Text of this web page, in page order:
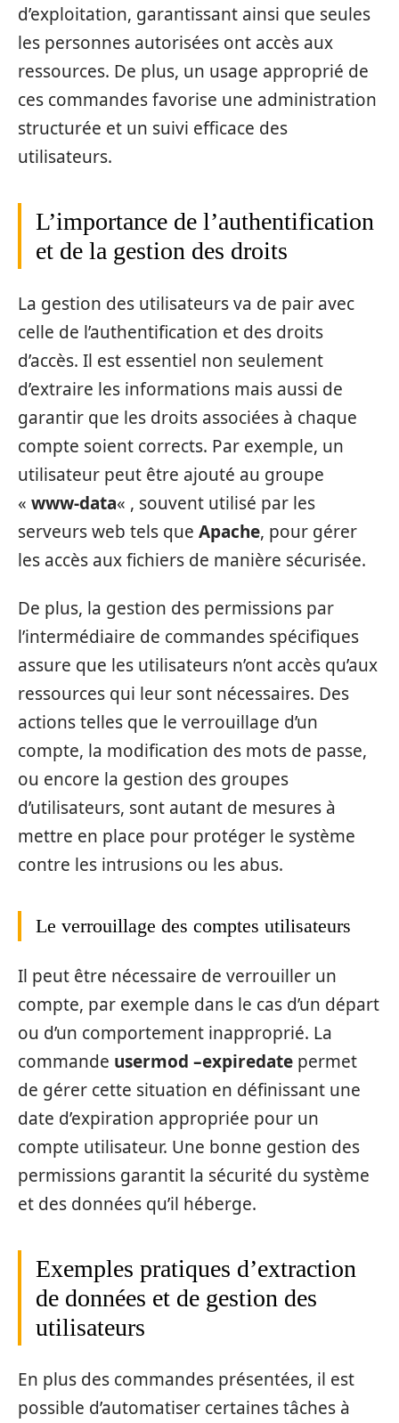
d’exploitation, garantissant ainsi que seules
les personnes autorisées ont accès aux
ressources. De plus, un usage approprié de
ces commandes favorise une administration
structurée et un suivi efficace des
utilisateurs.
L’importance de l’authentification
et de la gestion des droits
La gestion des utilisateurs va de pair avec
celle de l’authentification et des droits
d’accès. Il est essentiel non seulement
d’extraire les informations mais aussi de
garantir que les droits associées à chaque
compte soient corrects. Par exemple, un
utilisateur peut être ajouté au groupe
« www-data« , souvent utilisé par les
serveurs web tels que Apache, pour gérer
les accès aux fichiers de manière sécurisée.
De plus, la gestion des permissions par
l’intermédiaire de commandes spécifiques
assure que les utilisateurs n’ont accès qu’aux
ressources qui leur sont nécessaires. Des
actions telles que le verrouillage d’un
compte, la modification des mots de passe,
ou encore la gestion des groupes
d’utilisateurs, sont autant de mesures à
mettre en place pour protéger le système
contre les intrusions ou les abus.
Le verrouillage des comptes utilisateurs
Il peut être nécessaire de verrouiller un
compte, par exemple dans le cas d’un départ
ou d’un comportement inapproprié. La
commande usermod –expiredate permet
de gérer cette situation en définissant une
date d’expiration appropriée pour un
compte utilisateur. Une bonne gestion des
permissions garantit la sécurité du système
et des données qu’il héberge.
Exemples pratiques d’extraction
de données et de gestion des
utilisateurs
En plus des commandes présentées, il est
possible d’automatiser certaines tâches à